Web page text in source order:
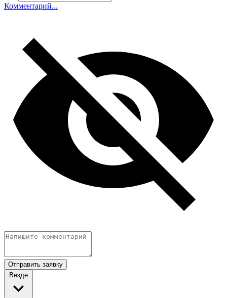
Комментарий...
Отправить заявку
Везде